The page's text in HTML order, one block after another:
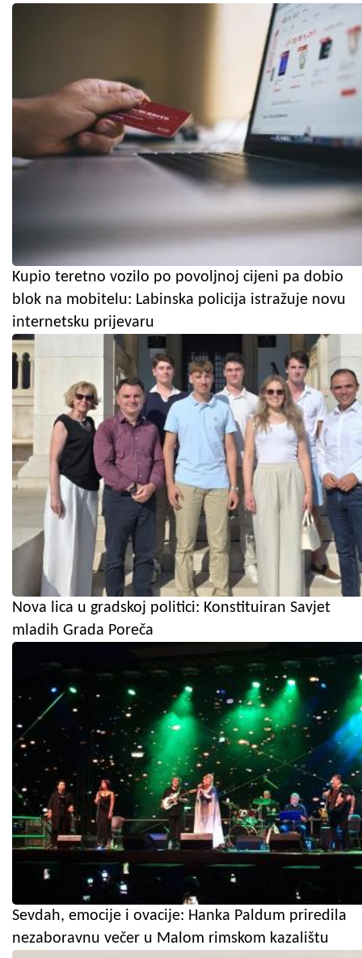
Kupio teretno vozilo po povoljnoj cijeni pa dobio
blok na mobitelu: Labinska policija istražuje novu
internetsku prijevaru
Nova lica u gradskoj politici: Konstituiran Savjet
mladih Grada Poreča
Sevdah, emocije i ovacije: Hanka Paldum priredila
nezaboravnu večer u Malom rimskom kazalištu